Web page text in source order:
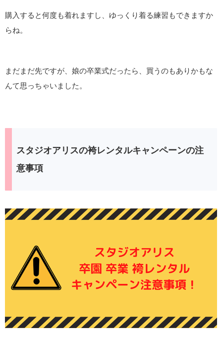
購入すると何度も着れますし、ゆっくり着る練習もできますか
らね。
まだまだ先ですが、娘の卒業式だったら、買うのもありかもな
んて思っちゃいました。
スタジオアリスの袴レンタルキャンペーンの注
意事項